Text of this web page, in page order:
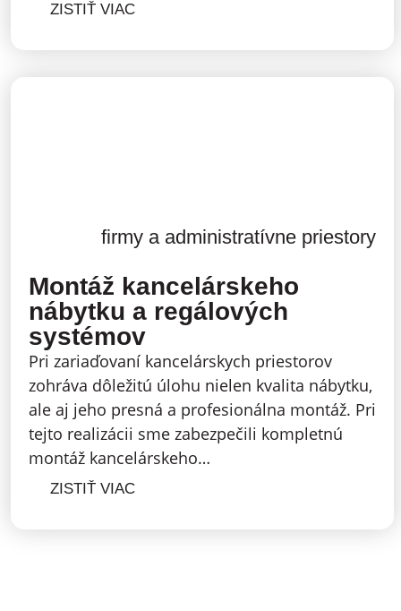
ZISTIŤ VIAC
firmy a administratívne priestory
Montáž kancelárskeho
nábytku a regálových
systémov
Pri zariaďovaní kancelárskych priestorov
zohráva dôležitú úlohu nielen kvalita nábytku,
ale aj jeho presná a profesionálna montáž. Pri
tejto realizácii sme zabezpečili kompletnú
montáž kancelárskeho…
ZISTIŤ VIAC